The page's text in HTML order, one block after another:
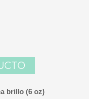
brillo (6 oz)